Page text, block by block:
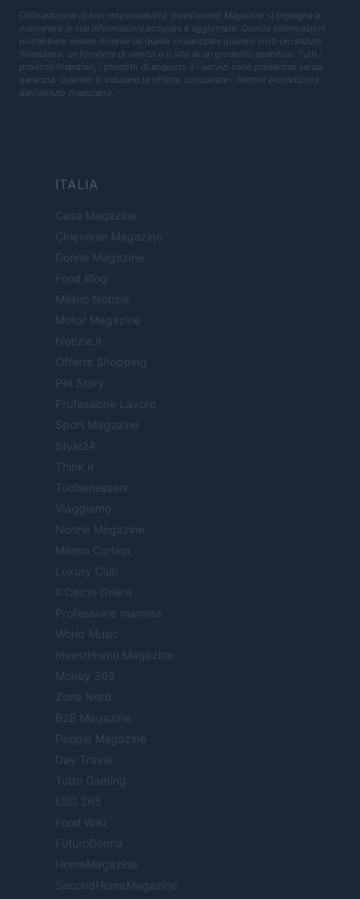
Dichiarazione di non responsabilità: Investimenti Magazine si impegna a
mantenere le sue informazioni accurate e aggiornate. Queste informazioni
potrebbero essere diverse da quelle visualizzate quando visiti un istituto
finanziario, un fornitore di servizi o il sito di un prodotto specifico. Tutti i
prodotti finanziari, i prodotti di acquisto e i servizi sono presentati senza
garanzia. Quando si valutano le offerte, consultare i Termini e condizioni
dell'istituto finanziario.
ITALIA
Casa Magazine
Cineverse Magazine
Donne Magazine
Food Blog
Milano Notizie
Motor Magazine
Notizie.it
Offerte Shopping
Pet Story
Professione Lavoro
Sport Magazine
Style24
Think.it
Tuobenessere
Viaggiamo
Nonne Magazine
Milano Cortina
Luxury Club
Il Calcio Online
Professione mamma
World Music
Investimenti Magazine
Money 365
Zona Nerd
B2B Magazine
People Magazine
Day Travel
Tutto Gaming
ESG 365
Food Wiki
FuturoDonna
HomeMagazine
SecondHomeMagazine